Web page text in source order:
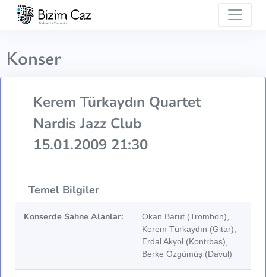
Konser
Kerem Türkaydın Quartet
Nardis Jazz Club
15.01.2009 21:30
Temel Bilgiler
Konserde Sahne Alanlar:
Okan Barut (Trombon),
Kerem Türkaydın (Gitar),
Erdal Akyol (Kontrbas),
Berke Özgümüş (Davul)